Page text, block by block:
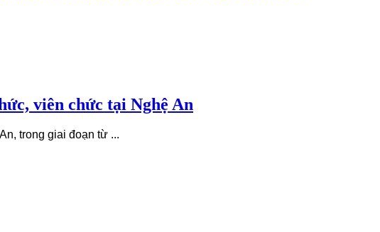
viên chức tại Nghệ An
trong giai đoạn từ ...